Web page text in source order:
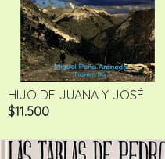
HIJO DE JUANA Y JOSÉ
$11.500